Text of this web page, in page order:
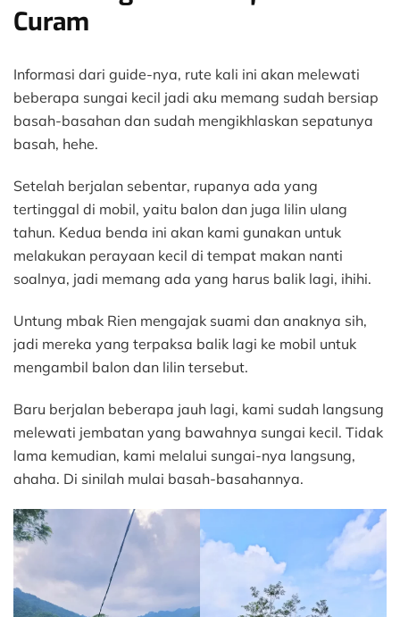
Curam
Informasi dari guide-nya, rute kali ini akan melewati
beberapa sungai kecil jadi aku memang sudah bersiap
basah-basahan dan sudah mengikhlaskan sepatunya
basah, hehe.
Setelah berjalan sebentar, rupanya ada yang
tertinggal di mobil, yaitu balon dan juga lilin ulang
tahun. Kedua benda ini akan kami gunakan untuk
melakukan perayaan kecil di tempat makan nanti
soalnya, jadi memang ada yang harus balik lagi, ihihi.
Untung mbak Rien mengajak suami dan anaknya sih,
jadi mereka yang terpaksa balik lagi ke mobil untuk
mengambil balon dan lilin tersebut.
Baru berjalan beberapa jauh lagi, kami sudah langsung
melewati jembatan yang bawahnya sungai kecil. Tidak
lama kemudian, kami melalui sungai-nya langsung,
ahaha. Di sinilah mulai basah-basahannya.